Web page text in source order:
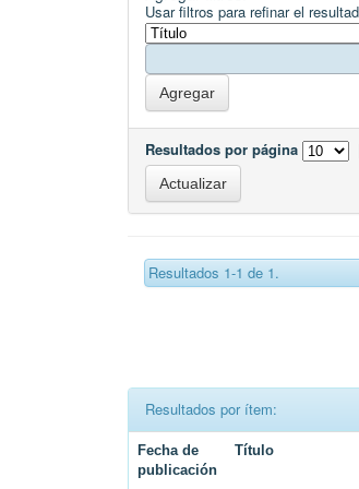
Usar filtros para refinar el
Resultados por página
Resultados 1-1 de 1.
Resultados por ítem:
Fecha de
publicación
Título